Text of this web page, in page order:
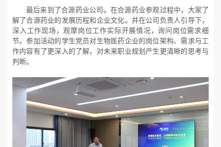
最后来到了合源药业公司。在合源药业参观过程中，大家了
解了合源药业的发展历程和企业文化。并在公司负责人引导下，
深入工作现场，观摩岗位工作实际开展情况，询问岗位需求细
节。参加活动的学生党员对生物医药企业的岗位架构、需求与工
作内容有了更深入的了解，对未来职业规划产生更清晰的思考与
判断。